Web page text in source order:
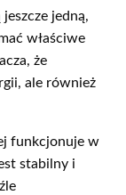
jedną,
właściwe
że
ale również
funkcjonuje w
stabilny i